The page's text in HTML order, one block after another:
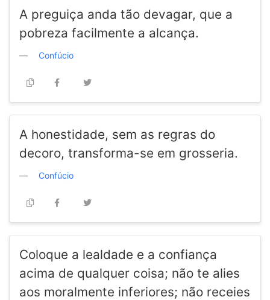
A preguiça anda tão devagar, que a
pobreza facilmente a alcança.
Confúcio
A honestidade, sem as regras do
decoro, transforma-se em grosseria.
Confúcio
Coloque a lealdade e a confiança
acima de qualquer coisa; não te alies
aos moralmente inferiores; não receies